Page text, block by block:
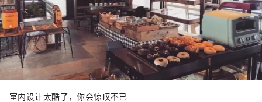
室内设计太酷了，你会惊叹不已